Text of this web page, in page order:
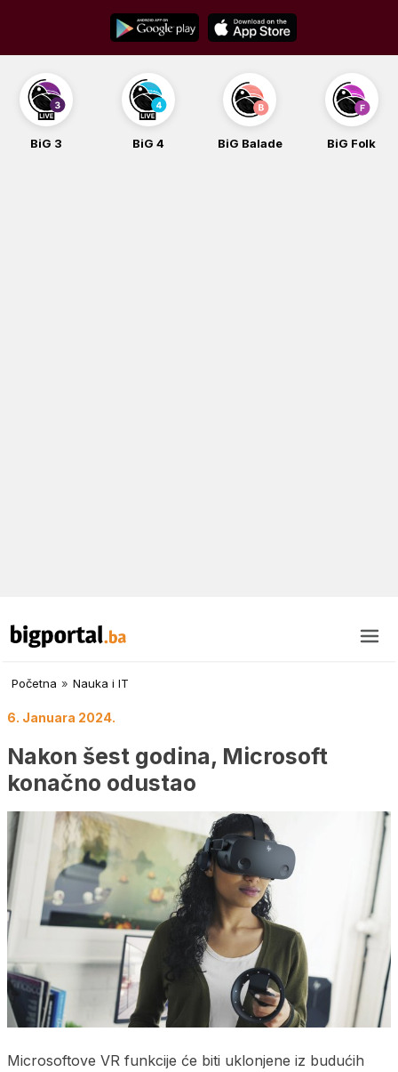
content
BiG 3 BiG 4 BiG Balade BiG Folk
Početna » Nauka i IT
6. Januara 2024.
Nakon šest godina, Microsoft
konačno odustao
Microsoftove VR funkcije će biti uklonjene iz budućih